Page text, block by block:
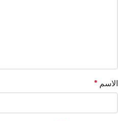
الاسم *